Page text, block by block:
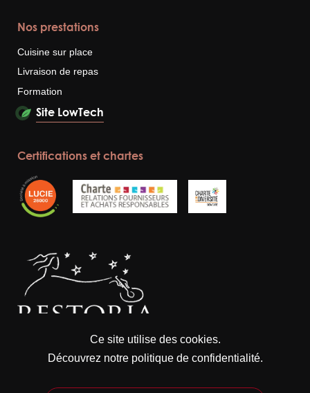
Nos prestations
Cuisine sur place
Livraison de repas
Formation
Site LowTech
Certifications et chartes
Vraiment cuisiner, sincèrement s'engager
Ce site utilise des cookies.
Découvrez notre politique de confidentialité.